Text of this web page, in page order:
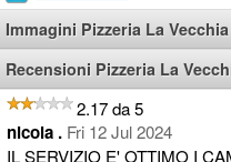
Immagini Pizzeria La
Recensioni Pizzeria La
2.17 da 5
nicola . Fri 12 Jul 2024
IL SERVIZIO E' OTTIMO I